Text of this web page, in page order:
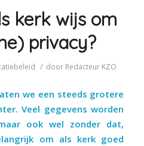
kerk wijs om
privacy?
/ door Redacteur KZO
we een steeds grotere
Veel gegevens worden
ook wel zonder dat,
om als kerk goed